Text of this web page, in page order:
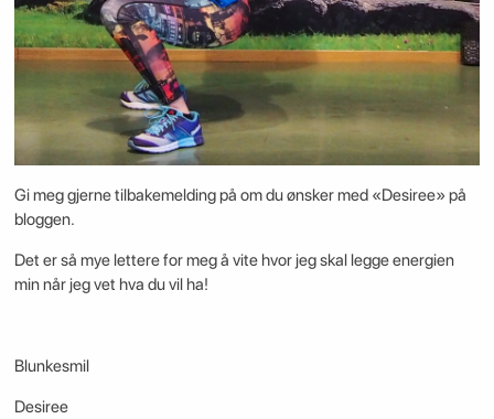
Gi meg gjerne tilbakemelding på om du ønsker med «Desiree» på
bloggen.
Det er så mye lettere for meg å vite hvor jeg skal legge energien
min når jeg vet hva du vil ha!
Blunkesmil
Desiree